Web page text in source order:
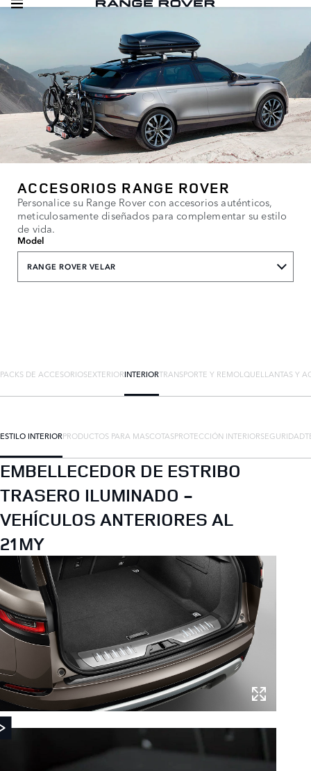
ACCESORIOS RANGE ROVER
Personalice su Range Rover con accesorios auténticos,
meticulosamente diseñados para complementar su estilo
de vida.
Model
RANGE ROVER VELAR
PACKS DE ACCESORIOSEXTERIORINTERIORTRANSPORTE Y REMOLQUELLANTAS Y
ESTILO INTERIORPRODUCTOS PARA MASCOTASPROTECCIÓN INTERIORSEGURIDAD
EMBELLECEDOR DE ESTRIBO
TRASERO ILUMINADO -
VEHÍCULOS ANTERIORES AL
21MY